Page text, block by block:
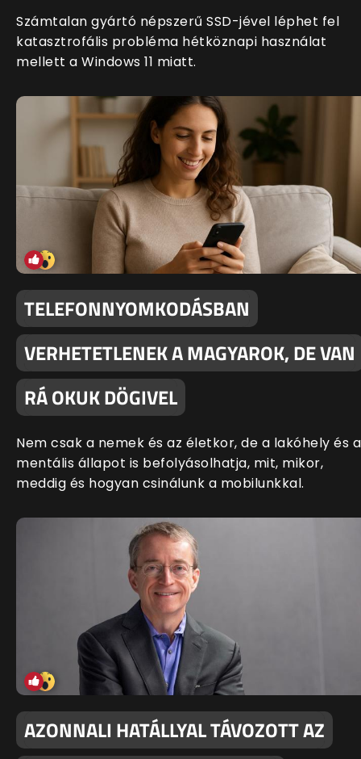
Számtalan gyártó népszerű SSD-jével léphet fel
katasztrofális probléma hétköznapi használat
mellett a Windows 11 miatt.
TELEFONNYOMKODÁSBAN
VERHETETLENEK A MAGYAROK, DE VAN
RÁ OKUK DÖGIVEL
Nem csak a nemek és az életkor, de a lakóhely és a
mentális állapot is befolyásolhatja, mit, mikor,
meddig és hogyan csinálunk a mobilunkkal.
AZONNALI HATÁLLYAL TÁVOZOTT AZ